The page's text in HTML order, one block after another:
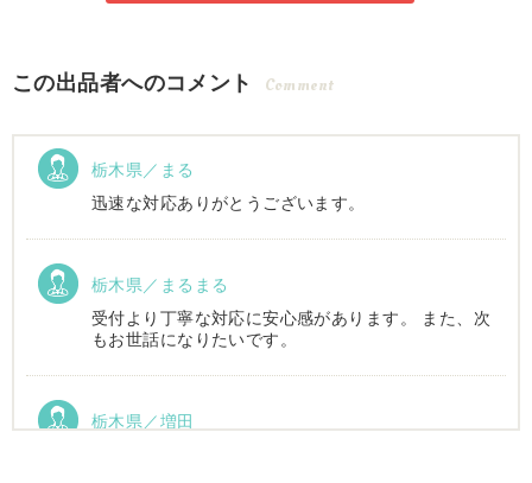
この出品者へのコメント Comment
栃木県／まる
迅速な対応ありがとうございます。
栃木県／まるまる
受付より丁寧な対応に安心感があります。 また、次
もお世話になりたいです。
栃木県／増田